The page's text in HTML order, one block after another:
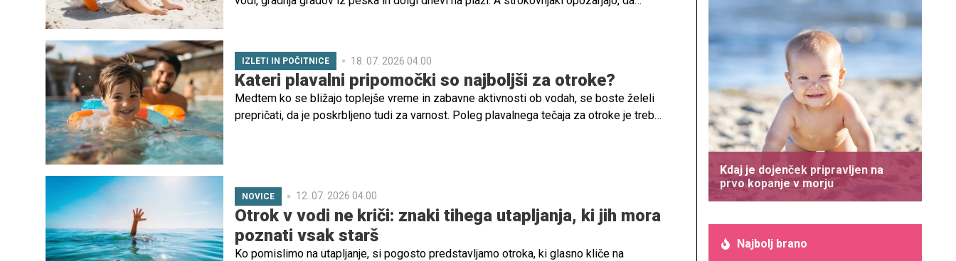
IZLETI IN POČITNICE 18. 07. 2026 04.00
Kateri plavalni pripomočki so najboljši za otroke?
Medtem ko se bližajo toplejše vreme in zabavne aktivnosti ob vodah, se boste želeli
prepričati, da je poskrbljeno tudi za varnost. Poleg plavalnega tečaja za otroke je treba
NOVICE 12. 07. 2026 04.00
Otrok v vodi ne kriči: znaki tihega utapljanja, ki jih mora
poznati vsak starš
Ko pomislimo na utapljanje, si pogosto predstavljamo otroka, ki glasno kliče na
Kdaj je dojenček pripravljen na
prvo kopanje v morju
Najbolj brano